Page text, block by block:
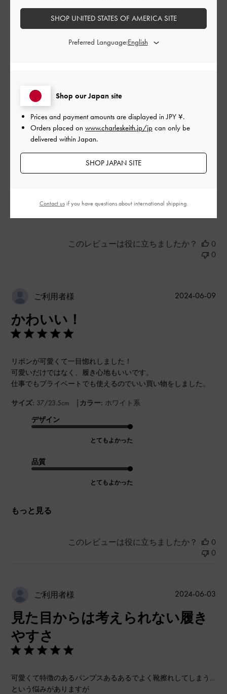
コーデにトレンド取り入れられ
て可愛い
サイズ: 37/23.5cm
デザイン
とてもよかった
このレビューは役に立ちましたか？
0
0
ご利用者様
かわいい！
リボンが可愛くて一目惚れしました！
可愛いだけではなく、履き心地もいいです。
仕事でもプライベートでも使えるのでいい買い物をしました。
サイズ: 37/23.5cm | カラー: ホワイト系
デザイン
とてもよかった
品質
とてもよかった
もっと見る
公
2024-06-09
このレビューは役に立ちましたか？
0
0
ご利用者様
見た目からは考えられない履き
やすさ
可愛くて特徴のあるパンプスあるあるでよく靴擦れしてしまう…
という悩みがありますが
公
2024-06-03
Shop our Japan site
Prices and payment amounts are displayed inJPY ¥.
Orders placed on www.charleskeith.jp/jp can only be
delivered within Japan.
SHOP JAPAN SITE
SHOP UNITED STATES OF AMERICA SITE
Preferred Language:
Contact usif you have questions about international shipping.